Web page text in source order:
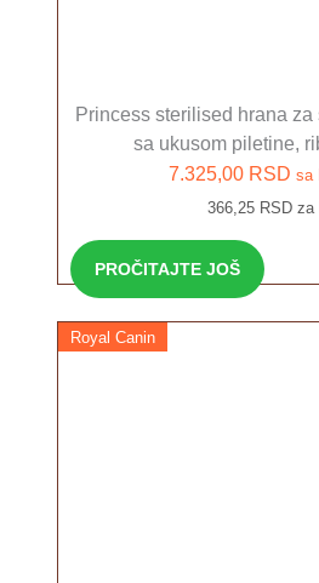
Princess sterilised hrana
sa ukusom piletine,
7.325,00 RSD sa
366,25 RSD za
PROČITAJTE JOŠ
Royal Canin